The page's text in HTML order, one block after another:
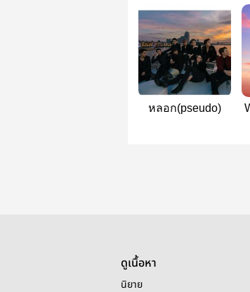
หลอก(pseudo)
ดูเนื้อหา
นิยาย